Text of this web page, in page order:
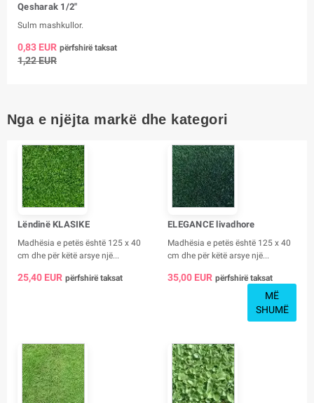
Qesharak 1/2"
Sulm mashkullor.
0,83 EUR përfshirë taksat
1,22 EUR
Nga e njëjta markë dhe kategori
Lëndinë KLASIKE
Madhësia e petës është 125 x 40
cm dhe për këtë arsye një...
25,40 EUR përfshirë taksat
ELEGANCE livadhore
Madhësia e petës është 125 x 40
cm dhe për këtë arsye një...
35,00 EUR përfshirë taksat
MË
SHUMË